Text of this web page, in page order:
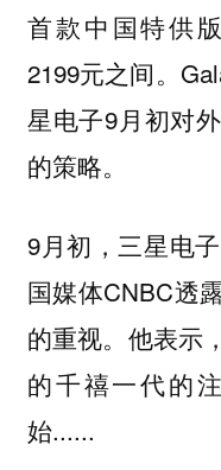
首款中国特供
2199元之间。
星电子9月初对
的策略。
9月初，三星电
国媒体CNBC透
的重视。他表示
的千禧一代的
始......